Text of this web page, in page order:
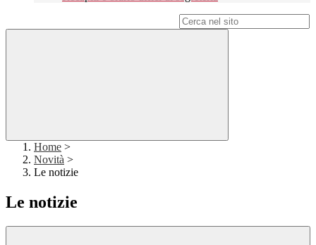
Home >
Novità >
Le notizie
Le notizie